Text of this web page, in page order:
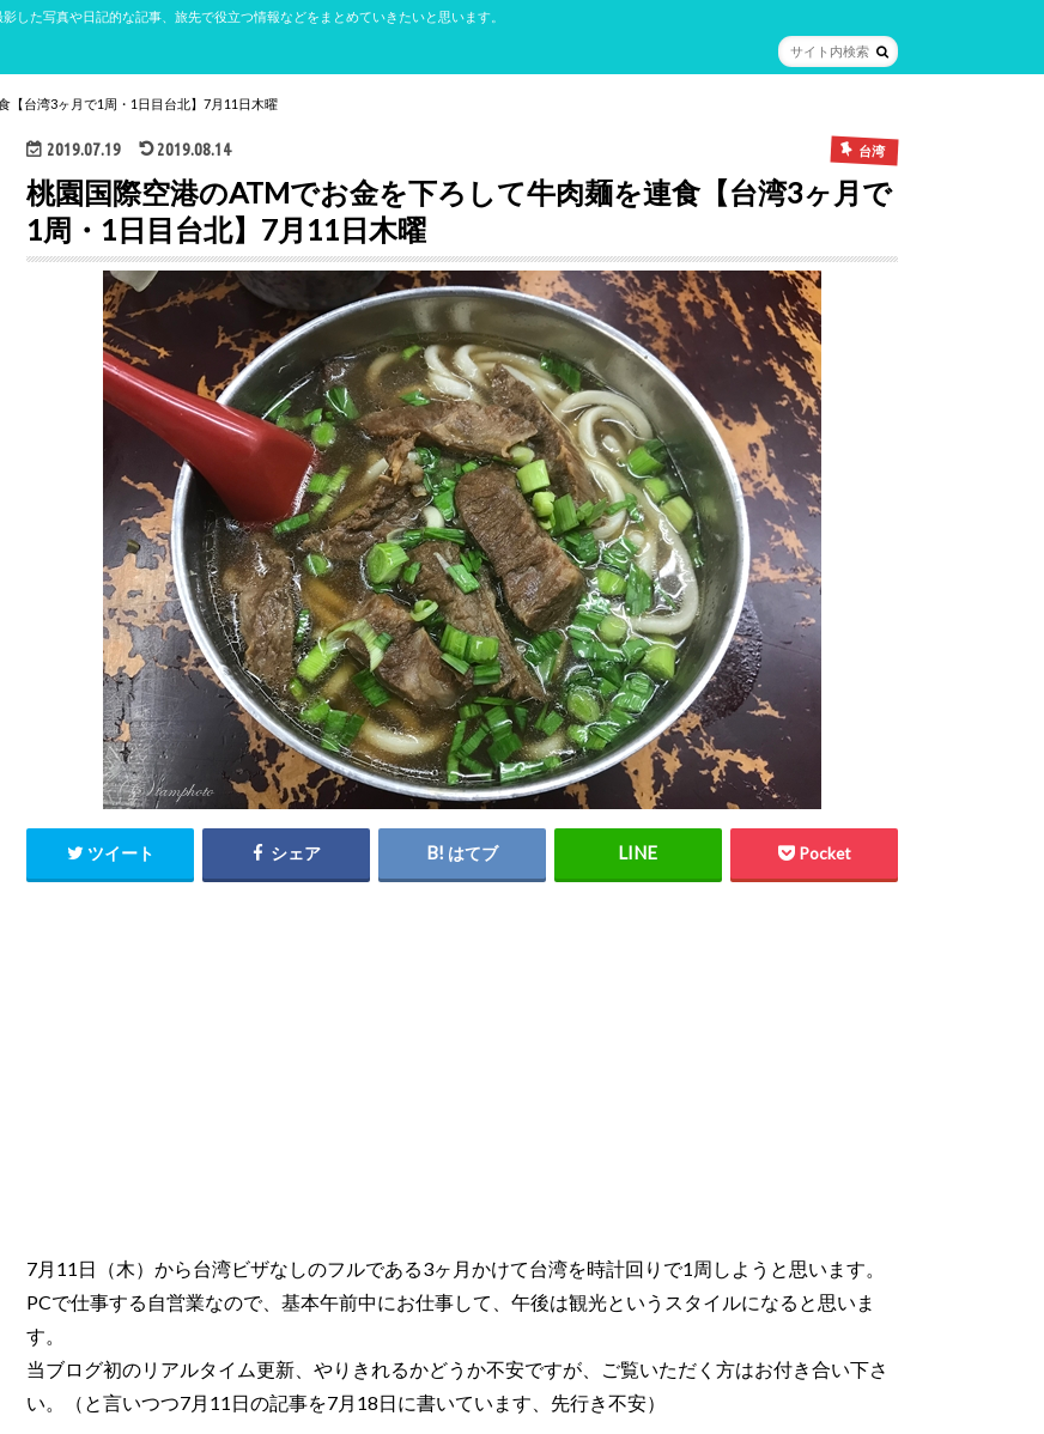
した写真や日記的な記事、旅先で役立つ情報などをまとめていきたいと思います。
【台湾3ヶ月で1周・1日目台北】7月11日木曜
2019.07.19 2019.08.14 台湾
桃園国際空港のATMでお金を下ろして牛肉麺を連食【台湾3ヶ月で
1周・1日目台北】7月11日木曜
ツイート シェア はてブ Pocket
7月11日（木）から台湾ビザなしのフルである3ヶ月かけて台湾を時計回りで1周しようと思います。
PCで仕事する自営業なので、基本午前中にお仕事して、午後は観光というスタイルになると思いま
す。
当ブログ初のリアルタイム更新、やりきれるかどうか不安ですが、ご覧いただく方はお付き合い下さ
い。（と言いつつ7月11日の記事を7月18日に書いています、先行き不安）